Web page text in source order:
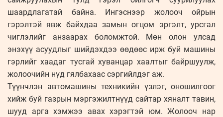
шаардлагатай байна. Ингэснээр жолооч ойрын
гэрэлтэй явж байхдаа замын огцом эргэлт, урсгал
чиглэлийг анзаарах боломжтой. Мөн олон улсад
энэхүү асуудлыг шийдэхдээ өөдөөс ирж буй машины
гэрлийг хаадаг тусгай хуванцар хаалтыг байршуулж,
жолоочийн нүд гялбахаас сэргийлдэг аж.
Түүнчлэн автомашины техникийн үзлэг, оношилгоог
хийж буй газрын мэргэжилтнүүд сайтар хяналт тавин,
шууд арга хэмжээ авах хэрэгтэй юм. Жолооч нар